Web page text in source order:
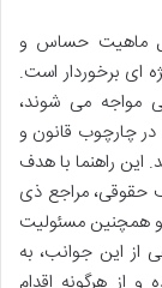
ماهیت حساس و
ای برخوردار است.
مواجه می شوند،
در چارچوب قانون و
این راهنما با هدف
حقوقی، مراجع ذی
و همچنین مسئولیت
از این جوانب، به